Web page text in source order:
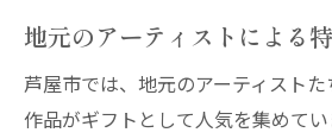
感謝の気持ちを込めた芦
思い出に残る特別なギフ
贈る人の心を映すギフト
地元のアーティストによる
芦屋市では、地元のアーティスト
作品がギフトとして人気を集めて